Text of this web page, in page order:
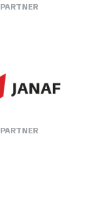
PARTNER
PARTNER